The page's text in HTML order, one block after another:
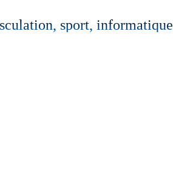
sport, informatique